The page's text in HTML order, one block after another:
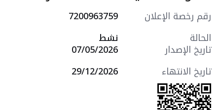
التجهيزات:
- نوافذ زجاجية مزدوجة
- ديكورات جبسية
- تكييف سبليت
- كاميرات مراقبة
سعرها 620000 ر.س
رقم رخصة الإعلان
7200963759
الحالة
نشط
تاريخ الإصدار
07/05/2026
تاريخ الانتهاء
29/12/2026